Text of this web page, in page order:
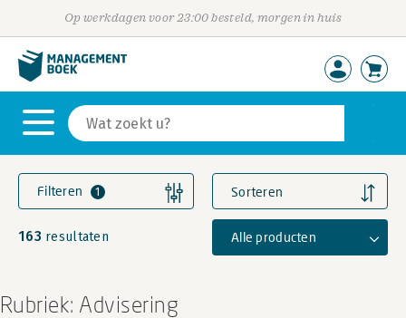
Op werkdagen voor 23:00 besteld, morgen in huis
Filteren 1 Sorteren
163 resultaten Alle producten
Rubriek: Advisering